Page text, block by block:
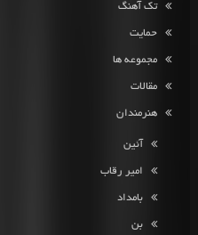
تک آهنگ
حمایت
مجموعه ها
مقالات
هنرمندان
آئین
امیر رقاب
بامداد
بن